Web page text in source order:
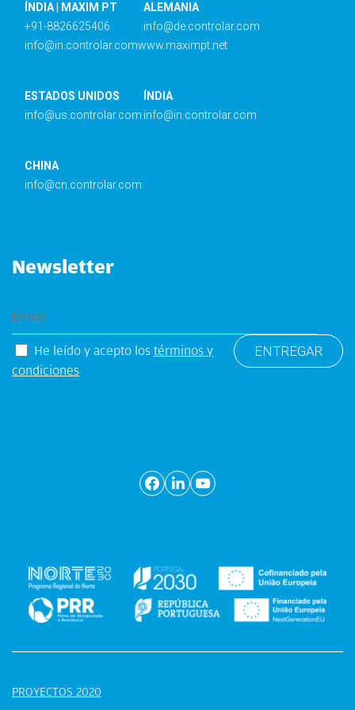
ÍNDIA | MAXIM PT
+91-8826625406
info@in.controlar.comwww.maximpt.net
ALEMANIA
info@de.controlar.com
ESTADOS UNIDOS
info@us.controlar.com
ÍNDIA
info@in.controlar.com
CHINA
info@cn.controlar.com
Newsletter
He leído y acepto los términos y
condiciones
PROYECTOS 2020